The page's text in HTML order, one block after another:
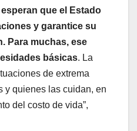
que el Estado
y garantice su
Para muchas, ese
básicas. La
de extrema
y quienes las cuidan, en
del costo de vida”,